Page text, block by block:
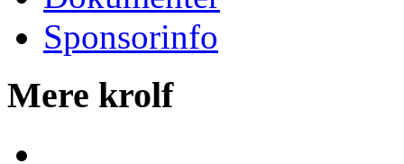
Sponsorinfo
Mere krolf